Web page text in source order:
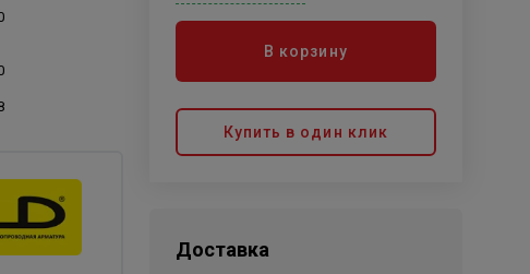
В корзину
Купить в один клик
Доставка